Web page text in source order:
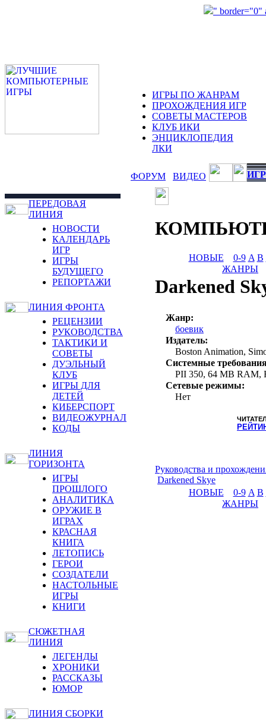
" border="0"
ИГРЫ ПО ЖАНРАМ
ПРОХОЖДЕНИЯ ИГР
СОВЕТЫ МАСТЕРОВ
КЛУБ ИКИ
ЭНЦИКЛОПЕДИЯ
ЛКИ
ФОРУМ ВИДЕО
ПЕРЕДОВАЯ
ЛИНИЯ
НОВОСТИ
КАЛЕНДАРЬ
ИГР
ИГРЫ
БУДУЩЕГО
РЕПОРТАЖИ
ЛИНИЯ ФРОНТА
РЕЦЕНЗИИ
РУКОВОДСТВА
ТАКТИКИ И
СОВЕТЫ
ДУЭЛЬНЫЙ
КЛУБ
ИГРЫ ДЛЯ
ДЕТЕЙ
КИБЕРСПОРТ
ВИДЕОЖУРНАЛ
КОДЫ
ЛИНИЯ
ГОРИЗОНТА
ИГРЫ
ПРОШЛОГО
АНАЛИТИКА
ОРУЖИЕ В
ИГРАХ
КРАСНАЯ
КНИГА
ЛЕТОПИСЬ
ГЕРОИ
СОЗДАТЕЛИ
НАСТОЛЬНЫЕ
ИГРЫ
КНИГИ
СЮЖЕТНАЯ
ЛИНИЯ
ЛЕГЕНДЫ
ХРОНИКИ
РАССКАЗЫ
ЮМОР
ЛИНИЯ СБОРКИ
НОВЫЕ 0-9 A B
ЖАНРЫ
Darkened
Жанр:
боевик
Издатель:
Boston Animation,
Системные
PII 350, 64 MB RAM,
Сетевые режимы:
Нет
Руководства и
Darkened Skye
НОВЫЕ
0-9 A B
ЖАНРЫ